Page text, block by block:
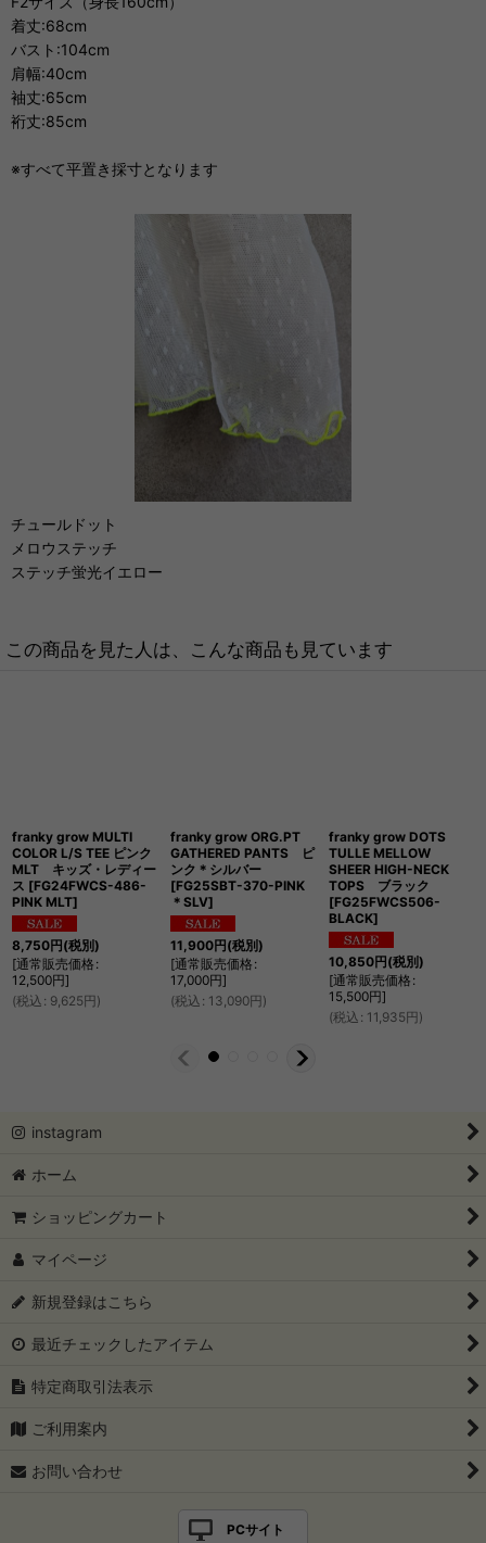
着丈:68cm
バスト:104cm
肩幅:40cm
袖丈:65cm
裄丈:85cm
※すべて平置き採寸となります
チュールドット
メロウステッチ
ステッチ蛍光イエロー
この商品を見た人は、こんな商品も見ています
franky grow MULTI
COLOR L/S TEE ピンク
MLT キッズ・レディー
ス [FG24FWCS-486-
PINK MLT]
8,750円(税別)
[通常販売価格 :
12,500円]
(税込 : 9,625円)
franky grow ORG.PT
GATHERED PANTS ピ
ンク＊シルバー
[FG25SBT-370-PINK
＊SLV]
11,900円(税別)
[通常販売価格 :
17,000円]
(税込 : 13,090円)
franky grow DOTS
TULLE MELLOW
SHEER HIGH-NECK
TOPS ブラック
[FG25FWCS506-
BLACK]
10,850円(税別)
[通常販売価格 :
15,500円]
(税込 : 11,935円)
instagram
ホーム
ショッピングカート
マイページ
新規登録はこちら
最近チェックしたアイテム
特定商取引法表示
ご利用案内
お問い合わせ
PCサイト